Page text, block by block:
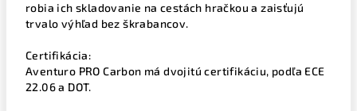
robia ich skladovanie na cestách hračkou a zaisťujú
trvalo výhľad bez škrabancov.
Certifikácia:
Aventuro PRO Carbon má dvojitú certifikáciu, podľa ECE
22.06 a DOT.